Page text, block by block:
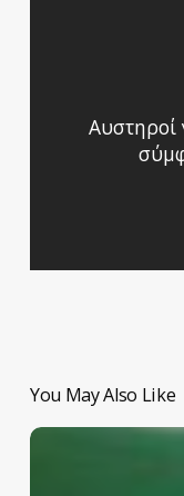
Αυστηροί
You May Also Like